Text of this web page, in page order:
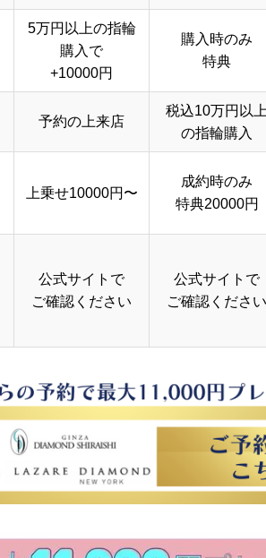
5万円以上の指輪
購入で
+10000円
購入時のみ
特典
予約の上来店
税込10万円以上
の指輪購入
上乗せ10000円〜
成約時のみ
特典20000円
公式サイトで
ご確認ください
公式サイトで
ご確認ください